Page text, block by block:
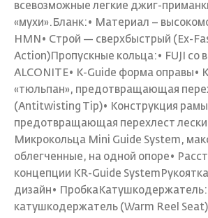
всевозможные легкие джиг-
«мухи».Бланк:• Материал –
HMN• Строй — сверхбыстрый (Ex-
Action)Пропускные кольца:• FUJI со
ALCONITE• К-Guide форма оправы•
«тюльпан», предотвращающая
(Antitwisting Tip)• Конструкция
предотвращающая перехлест лески
Микрокольца Mini Guide System,
облегченные, на одной опоре•
концепции KR-Guide
дизайн•
катушкодержатель (Warm Reel